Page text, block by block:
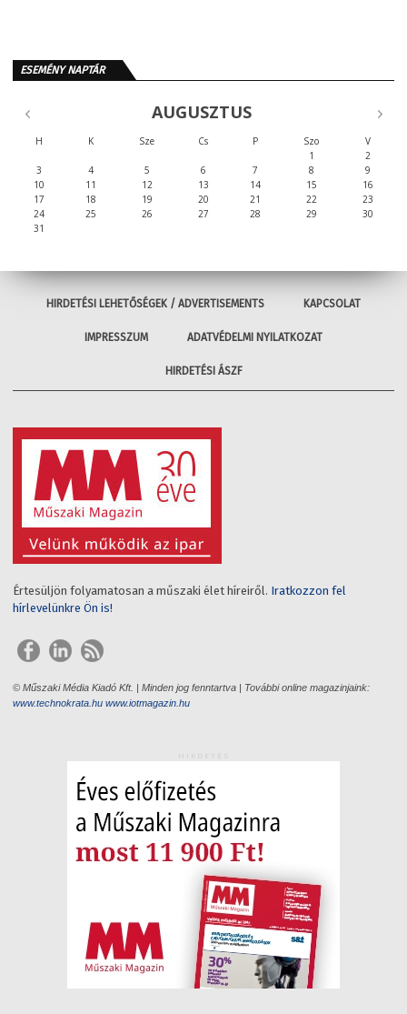
ESEMÉNY NAPTÁR
AUGUSZTUS
H K Sze Cs P Szo
V
1
2
3
4 5 6 7 8
9
10
11 12 13 14 15
16
17
18 19 20 21 22
23
24
25 26 27 28 29
30
31
HIRDETÉSI LEHETŐSÉGEK / ADVERTISEMENTS KAPCSOLAT
IMPRESSZUM ADATVÉDELMI NYILATKOZAT
HIRDETÉSI ÁSZF
Értesüljön folyamatosan a műszaki élet híreiről. Iratkozzon fel
hírlevelünkre Ön is!
© Műszaki Média Kiadó Kft. | Minden jog fenntartva | További online magazinjaink:
www.technokrata.hu www.iotmagazin.hu
HIRDETÉS